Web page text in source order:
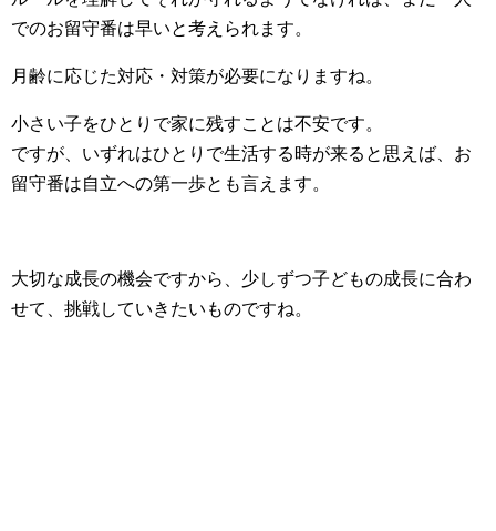
でのお留守番は早いと考えられます。
月齢に応じた対応・対策が必要になりますね。
小さい子をひとりで家に残すことは不安です。
ですが、いずれはひとりで生活する時が来ると思えば、お
留守番は自立への第一歩とも言えます。
大切な成長の機会ですから、少しずつ子どもの成長に合わ
せて、挑戦していきたいものですね。